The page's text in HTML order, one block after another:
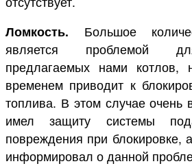
Ломкость. Большое
является проблемой
предлагаемых нами
временем приводит к
топлива. В этом случае очень
имел защиту системы
повреждения при блокировке,
информировал о данной